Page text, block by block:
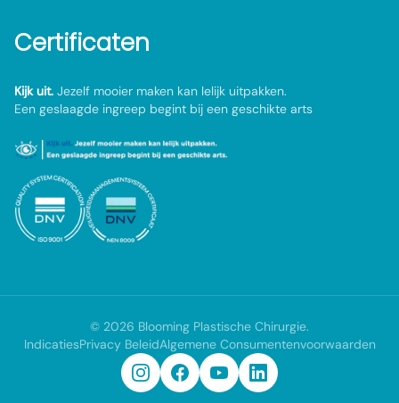
Certificaten
Kijk uit. Jezelf mooier maken kan lelijk uitpakken.
Een geslaagde ingreep begint bij een geschikte arts
© 2026 Blooming Plastische Chirurgie.
IndicatiesPrivacy BeleidAlgemene Consumentenvoorwaarden